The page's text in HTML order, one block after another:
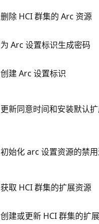
删除 HCI 群集的 Arc 资源
为 Arc 设置标识生成密码
创建 Arc 设置标识
更新同意时间和安装默认
初始化 arc 设置资源的禁
获取 HCI 群集的扩展资源
创建或更新 HCI 群集的扩